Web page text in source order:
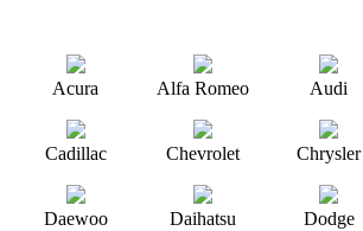
Acura Alfa Romeo Audi
Cadillac Chevrolet Chrysler
Daewoo Daihatsu Dodge